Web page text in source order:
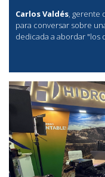
Carlos Valdés, gerente
para conversar sobre
dedicada a abordar "los